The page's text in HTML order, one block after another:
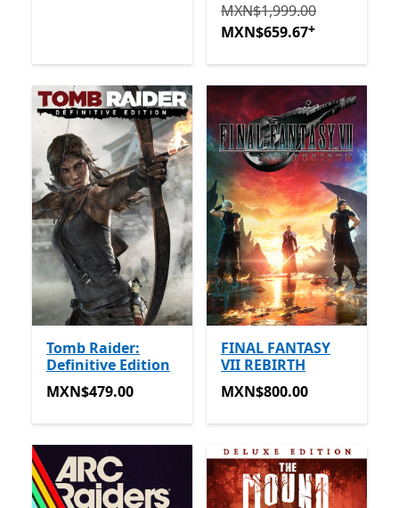
Originalmente
MXN$1,999.00
MXN$659.67+
Tomb Raider:
Definitive Edition
MXN$479.00
MXN$479.00
FINAL FANTASY
VII REBIRTH
MXN$800.00
MXN$800.00